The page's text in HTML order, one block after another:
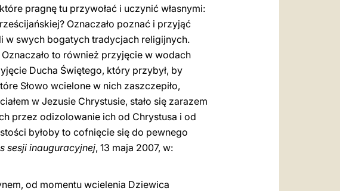
pragnę tu przywołać i uczynić własnymi:
Oznaczało poznać i przyjąć
w swych bogatych tradycjach religijnych.
to również przyjęcie w wodach
Ducha Świętego, który przybył, by
Słowo wcielone w nich zaszczepiło,
w Jezusie Chrystusie, stało się zarazem
przez odizolowanie ich od Chrystusa i od
byłoby to cofnięcie się do pewnego
sesji inauguracyjnej, 13 maja 2007, w:
od momentu wcielenia Dziewica